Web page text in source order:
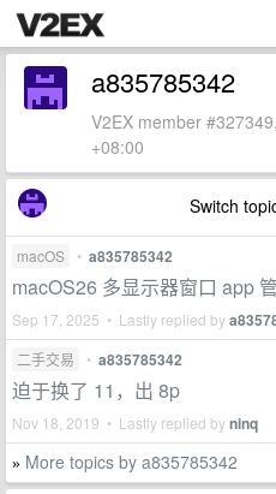
a835785342
V2EX member
+08:00
Switch
macOS • a835785342
macOS26 多显示器窗口 app
Sep 17, 2025 • Lastly replied by
二手交易 • a835785342
迫于换了 11，出 8p
Nov 18, 2019 • Lastly replied byninq
» More topics by a835785342